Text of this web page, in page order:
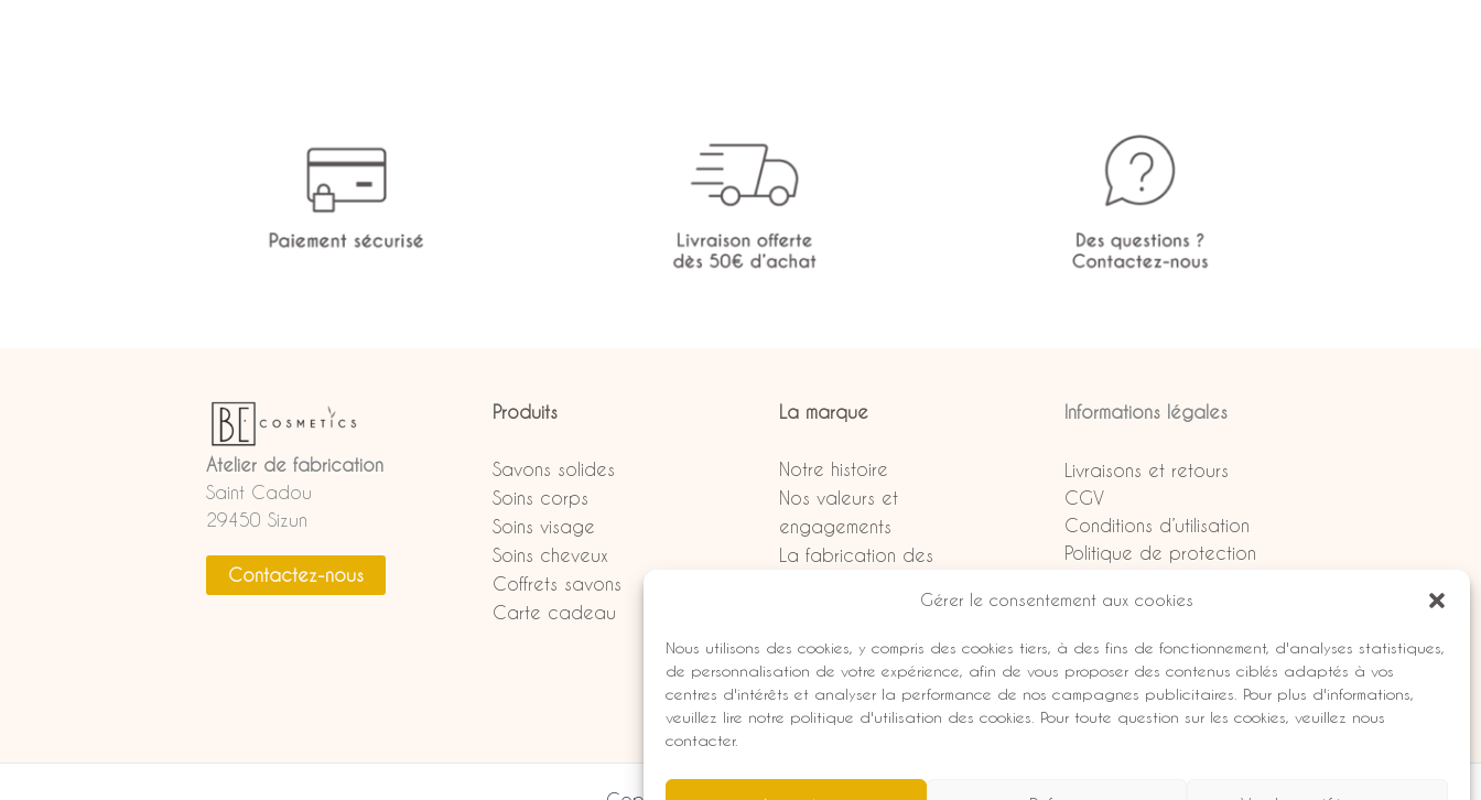
Gérer le consentement aux cookies
Nous utilisons des cookies, y compris des cookies tiers, à des fins de fonctionnement, d'analyses statistiques,
de personnalisation de votre expérience, afin de vous proposer des contenus ciblés adaptés à vos
centres d'intérêts et analyser la performance de nos campagnes publicitaires. Pour plus d'informations,
veuillez lire notre politique d'utilisation des cookies. Pour toute question sur les cookies, veuillez nous
contacter.
Atelier de fabrication
Saint Cadou
29450 Sizun
Contactez-nous
Produits
Savons solides
Soins corps
Soins visage
Soins cheveux
Coffrets savons
Carte cadeau
La marque
Notre histoire
Nos valeurs et
engagements
La fabrication des
Devenir revendeur
FAQ
Points de vente
Conseils
Informations légales
Livraisons et retours
CGV
Conditions d’utilisation
Politique de protection
Mentions légales